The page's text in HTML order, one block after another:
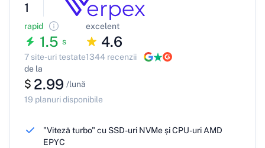
1
rapid
1.5 s
7 site-uri testate
excelent
4.6
1344 recenzii
de la
$ 2.99 /lună
19 planuri disponibile
"Viteză turbo" cu SSD-uri NVMe și CPU-uri AMD
EPYC